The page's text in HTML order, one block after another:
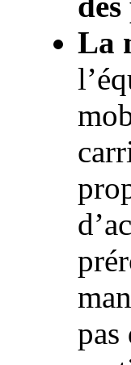
La
pas